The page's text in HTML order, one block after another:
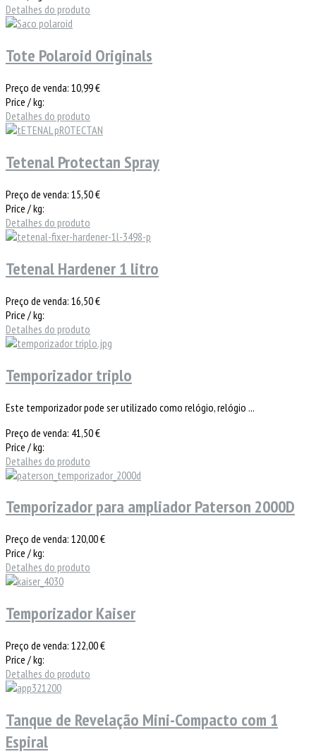
Detalhes do produto
Tote Polaroid Originals
Preço de venda: 10,99 €
Price / kg:
Detalhes do produto
Tetenal Protectan Spray
Preço de venda: 15,50 €
Price / kg:
Detalhes do produto
Tetenal Hardener 1 litro
Preço de venda: 16,50 €
Price / kg:
Detalhes do produto
Temporizador triplo
Este temporizador pode ser utilizado como relógio, relógio ...
Preço de venda: 41,50 €
Price / kg:
Detalhes do produto
Temporizador para ampliador Paterson 2000D
Preço de venda: 120,00 €
Price / kg:
Detalhes do produto
Temporizador Kaiser
Preço de venda: 122,00 €
Price / kg:
Detalhes do produto
Tanque de Revelação Mini-Compacto com 1
Espiral